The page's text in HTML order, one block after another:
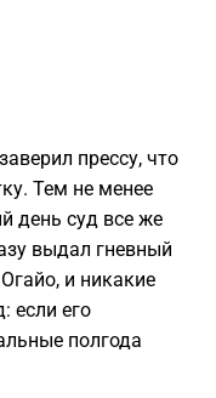
прессу, что
Тем не менее
день суд все же
выдал гневный
и никакие
если его
полгода